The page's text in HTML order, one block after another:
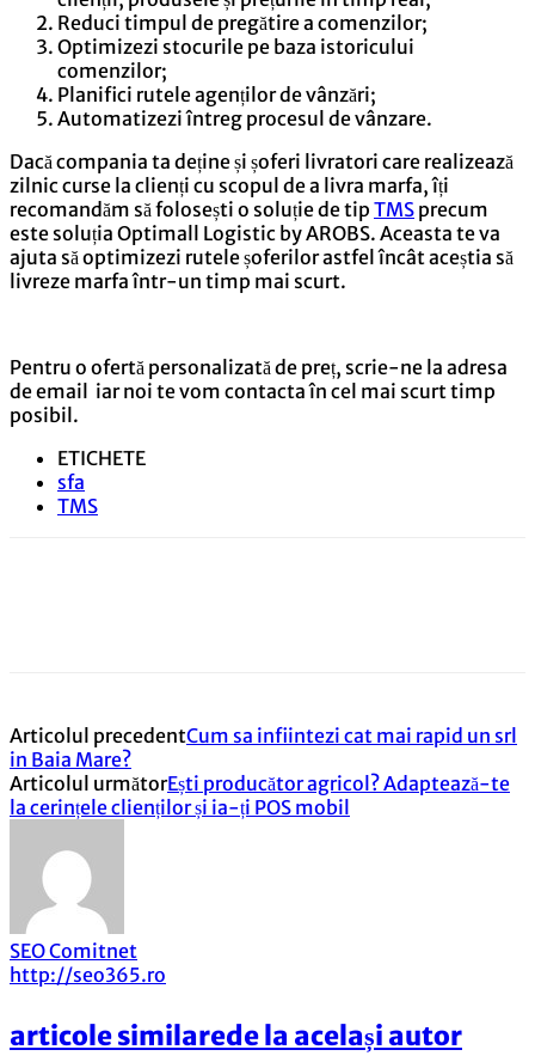
Reduci timpul de pregătire a comenzilor;
Optimizezi stocurile pe baza istoricului
comenzilor;
Planifici rutele agenților de vânzări;
Automatizezi întreg procesul de vânzare.
Dacă compania ta deține și șoferi livratori care realizează
zilnic curse la clienți cu scopul de a livra marfa, îți
recomandăm să folosești o soluție de tip TMS precum
este soluția Optimall Logistic by AROBS. Aceasta te va
ajuta să optimizezi rutele șoferilor astfel încât aceștia să
livreze marfa într-un timp mai scurt.
Pentru o ofertă personalizată de preț, scrie-ne la adresa
de email iar noi te vom contacta în cel mai scurt timp
posibil.
ETICHETE
sfa
TMS
Articolul precedentCum sa infiintezi cat mai rapid un srl
in Baia Mare?
Articolul următorEști producător agricol? Adaptează-te
la cerințele clienților și ia-ți POS mobil
SEO Comitnet
http://seo365.ro
articole similarede la același autor